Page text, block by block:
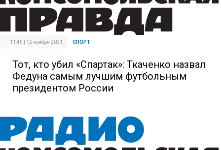
11:45 | 12 ноября 2021 СПОРТ
Тот, кто убил «Спартак»: Ткаченко назвал
Федуна самым лучшим футбольным
президентом России